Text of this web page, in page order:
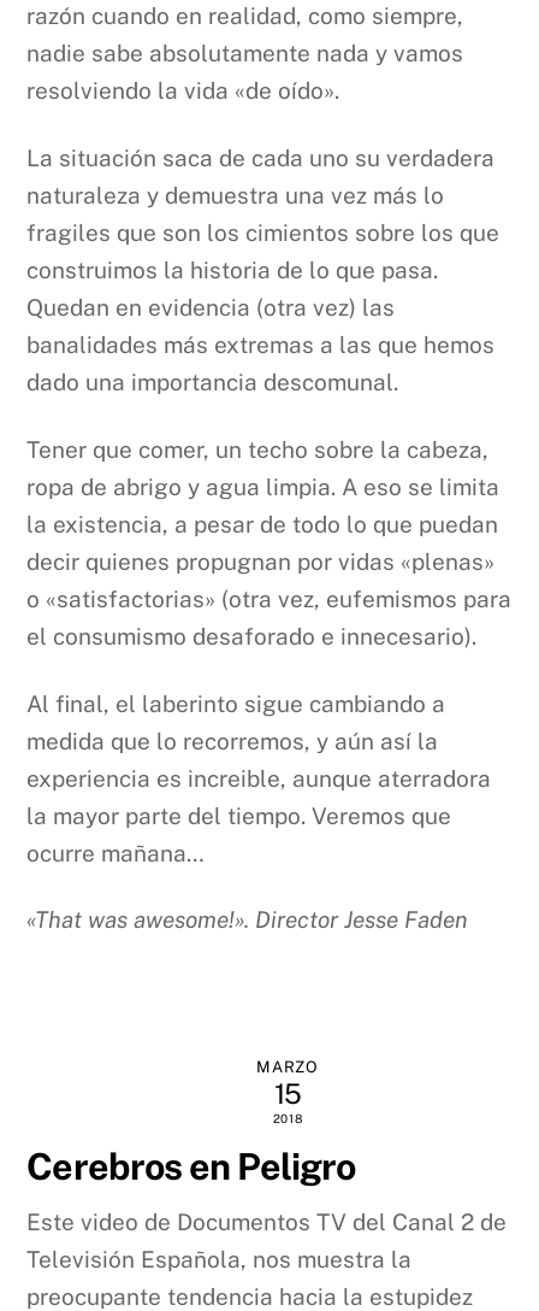
razón cuando en realidad, como siempre,
nadie sabe absolutamente nada y vamos
resolviendo la vida «de oído».
La situación saca de cada uno su verdadera
naturaleza y demuestra una vez más lo
fragiles que son los cimientos sobre los que
construimos la historia de lo que pasa.
Quedan en evidencia (otra vez) las
banalidades más extremas a las que hemos
dado una importancia descomunal.
Tener que comer, un techo sobre la cabeza,
ropa de abrigo y agua limpia. A eso se limita
la existencia, a pesar de todo lo que puedan
decir quienes propugnan por vidas «plenas»
o «satisfactorias» (otra vez, eufemismos para
el consumismo desaforado e innecesario).
Al final, el laberinto sigue cambiando a
medida que lo recorremos, y aún así la
experiencia es increible, aunque aterradora
la mayor parte del tiempo. Veremos que
ocurre mañana…
«That was awesome!». Director Jesse Faden
MARZO
15
2018
Cerebros en Peligro
Este video de Documentos TV del Canal 2 de
Televisión Española, nos muestra la
preocupante tendencia hacia la estupidez